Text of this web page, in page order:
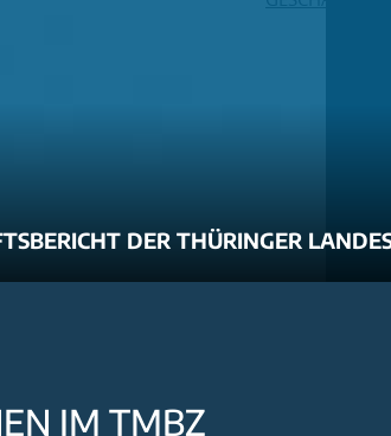
DER THÜRINGER
IM TMBZ